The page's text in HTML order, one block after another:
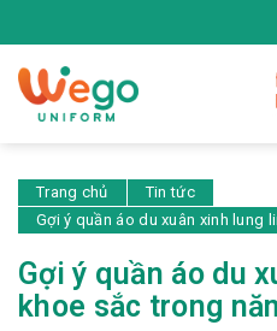
Trang chủ
Tin tức
Gợi ý quần áo du xuân xinh lung
Gợi ý quần áo du
khoe sắc trong